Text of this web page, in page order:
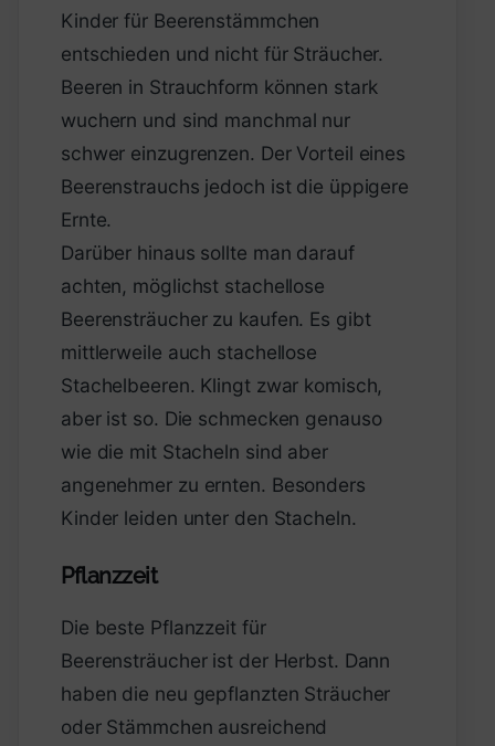
Kinder für Beerenstämmchen
entschieden und nicht für Sträucher.
Beeren in Strauchform können stark
wuchern und sind manchmal nur
schwer einzugrenzen. Der Vorteil eines
Beerenstrauchs jedoch ist die üppigere
Ernte.
Darüber hinaus sollte man darauf
achten, möglichst stachellose
Beerensträucher zu kaufen. Es gibt
mittlerweile auch stachellose
Stachelbeeren. Klingt zwar komisch,
aber ist so. Die schmecken genauso
wie die mit Stacheln sind aber
angenehmer zu ernten. Besonders
Kinder leiden unter den Stacheln.
Pflanzzeit
Die beste Pflanzzeit für
Beerensträucher ist der Herbst. Dann
haben die neu gepflanzten Sträucher
oder Stämmchen ausreichend